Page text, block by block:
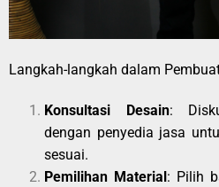
Langkah-langkah dalam
Konsultasi Desain:
dengan penyedia jasa
sesuai.
Pemilihan Material: Pilih